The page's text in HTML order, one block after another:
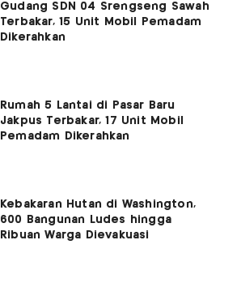
Gudang SDN 04 Srengseng Sawah
Terbakar, 15 Unit Mobil Pemadam
Dikerahkan
Rumah 5 Lantai di Pasar Baru
Jakpus Terbakar, 17 Unit Mobil
Pemadam Dikerahkan
Kebakaran Hutan di Washington,
600 Bangunan Ludes hingga
Ribuan Warga Dievakuasi